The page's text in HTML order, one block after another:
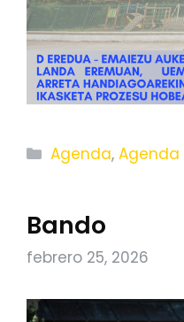
Categorías
Agenda,Agenda
Bando
febrero 25, 2026